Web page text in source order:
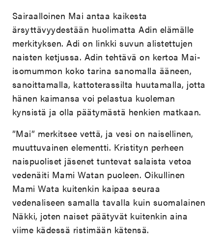
Sairaalloinen Mai antaa kaikesta
ärsyttävyydestään huolimatta Adin elämälle
merkityksen. Adi on linkki suvun alistettujen
naisten ketjussa. Adin tehtävä on kertoa Mai-
isomummon koko tarina sanomalla ääneen,
sanoittamalla, kattoterassilta huutamalla, jotta
hänen kaimansa voi pelastua kuoleman
kynsistä ja olla päätymästä henkien matkaan.
”Mai” merkitsee vettä, ja vesi on naisellinen,
muuttuvainen elementti. Kristityn perheen
naispuoliset jäsenet tuntevat salaista vetoa
vedenäiti Mami Watan puoleen. Oikullinen
Mami Wata kuitenkin kaipaa seuraa
vedenaliseen samalla tavalla kuin suomalainen
Näkki, joten naiset päätyvät kuitenkin aina
viime kädessä ristimään kätensä.